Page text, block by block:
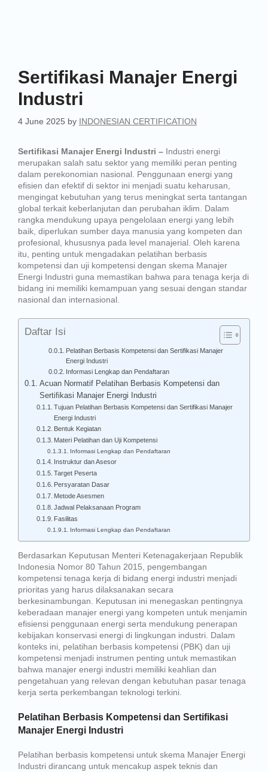
Sertifikasi Manajer Energi
Industri
4 June 2025 by INDONESIAN CERTIFICATION
Sertifikasi Manajer Energi Industri – Industri energi
merupakan salah satu sektor yang memiliki peran penting
dalam perekonomian nasional. Penggunaan energi yang
efisien dan efektif di sektor ini menjadi suatu keharusan,
mengingat kebutuhan yang terus meningkat serta tantangan
global terkait keberlanjutan dan perubahan iklim. Dalam
rangka mendukung upaya pengelolaan energi yang lebih
baik, diperlukan sumber daya manusia yang kompeten dan
profesional, khususnya pada level manajerial. Oleh karena
itu, penting untuk mengadakan pelatihan berbasis
kompetensi dan uji kompetensi dengan skema Manajer
Energi Industri guna memastikan bahwa para tenaga kerja di
bidang ini memiliki kemampuan yang sesuai dengan standar
nasional dan internasional.
Daftar Isi
Pelatihan Berbasis Kompetensi dan Sertifikasi Manajer
Energi Industri
Informasi Lengkap dan Pendaftaran
Acuan Normatif Pelatihan Berbasis Kompetensi dan
Sertifikasi Manajer Energi Industri
Tujuan Pelatihan Berbasis Kompetensi dan Sertifikasi Manajer
Energi Industri
Bentuk Kegiatan
Materi Pelatihan dan Uji Kompetensi
Informasi Lengkap dan Pendaftaran
Instruktur dan Asesor
Target Peserta
Persyaratan Dasar
Metode Asesmen
Jadwal Pelaksanaan Program
Fasilitas
Informasi Lengkap dan Pendaftaran
Berdasarkan Keputusan Menteri Ketenagakerjaan Republik
Indonesia Nomor 80 Tahun 2015, pengembangan
kompetensi tenaga kerja di bidang energi industri menjadi
prioritas yang harus dilaksanakan secara
berkesinambungan. Keputusan ini menegaskan pentingnya
keberadaan manajer energi yang kompeten untuk menjamin
efisiensi penggunaan energi serta mendukung penerapan
kebijakan konservasi energi di lingkungan industri. Dalam
konteks ini, pelatihan berbasis kompetensi (PBK) dan uji
kompetensi menjadi instrumen penting untuk memastikan
bahwa manajer energi industri memiliki keahlian dan
pengetahuan yang relevan dengan kebutuhan pasar tenaga
kerja serta perkembangan teknologi terkini.
Pelatihan Berbasis Kompetensi dan Sertifikasi
Manajer Energi Industri
Pelatihan berbasis kompetensi untuk skema Manajer Energi
Industri dirancang untuk mencakup aspek teknis dan